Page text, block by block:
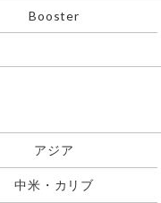
Booster
アジア
中米・カリブ